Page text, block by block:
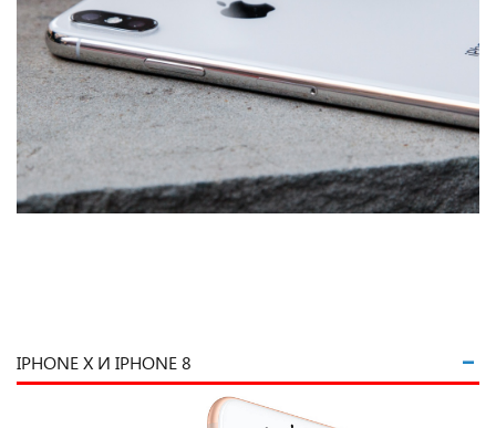
IPHONE X И IPHONE 8